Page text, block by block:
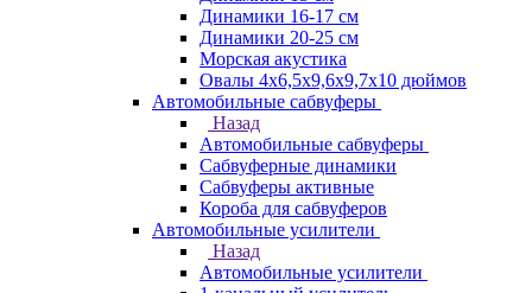
Динамики 16-17 см
Динамики 20-25 см
Морская акустика
Овалы 4х6,5х9,6x9,7х10 дюймов
Автомобильные сабвуферы
Назад
Автомобильные сабвуферы
Сабвуферные динамики
Сабвуферы активные
Короба для сабвуферов
Автомобильные усилители
Назад
Автомобильные усилители